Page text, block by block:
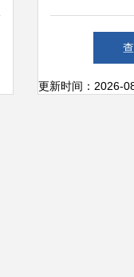
解析 电脑
更新时间：2026-